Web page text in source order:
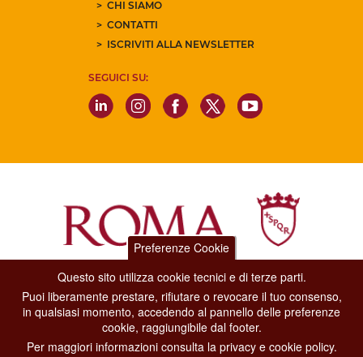
CHI SIAMO
CONTATTI
ISCRIVITI ALLA NEWSLETTER
SEGUICI SU:
Dipartimento Grandi Eventi, Sport, Turismo e Moda.
Via di San Basilio, 51
00187 Roma
Preferenze Cookie
Questo sito utilizza cookie tecnici e di terze parti.
Puoi liberamente prestare, rifiutare o revocare il tuo consenso,
in qualsiasi momento, accedendo al pannello delle preferenze
cookie, raggiungibile dal footer.
Per maggiori informazioni consulta la privacy e cookie policy.